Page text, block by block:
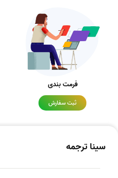
فرمت بندی
ثبت سفارش
سینا ترجمه